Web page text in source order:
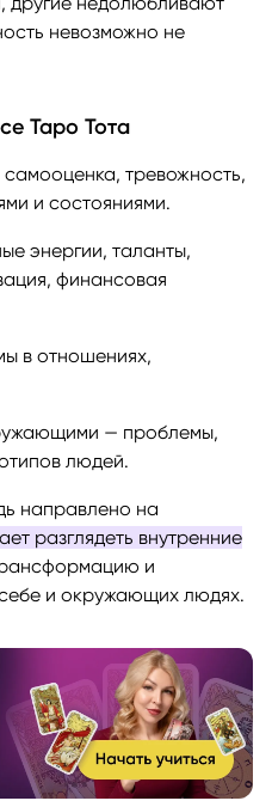
невозможно не
Таро Тота
тревожность,
и состояниями.
энергии, таланты,
финансовая
в отношениях,
— проблемы,
людей.
направлено на
разглядеть внутренние
и
и окружающих людях.